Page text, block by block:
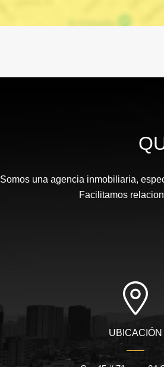
Somos una agencia inmobiliaria,
Facilitamos
UBICACIÓN